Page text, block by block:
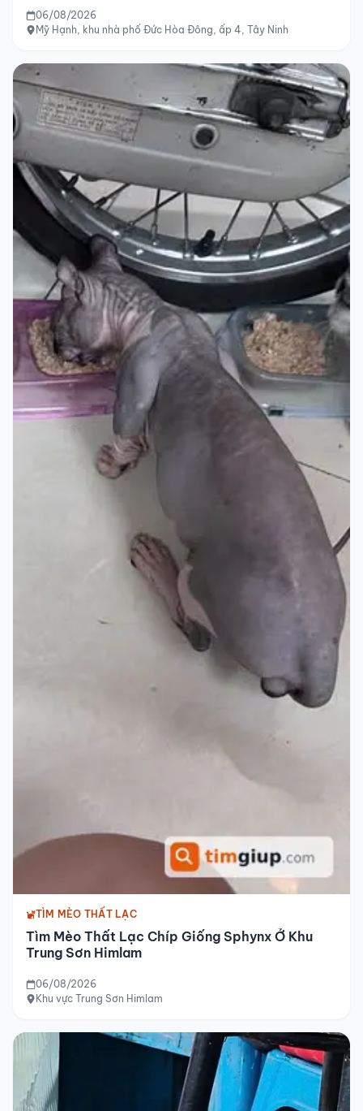
06/08/2026
Mỹ Hạnh, khu nhà phố Đức Hòa Đông, ấp 4, Tây Ninh
TÌM MÈO THẤT LẠC
Tìm Mèo Thất Lạc Chíp Giống Sphynx Ở Khu
Trung Sơn Himlam
06/08/2026
Khu vực Trung Sơn Himlam